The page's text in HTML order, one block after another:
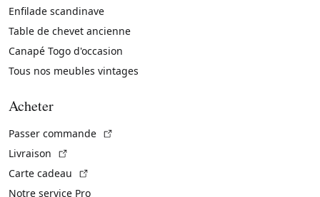
Enfilade scandinave
Table de chevet ancienne
Canapé Togo d'occasion
Tous nos meubles vintages
Acheter
Passer commande
Livraison
Carte cadeau
Notre service Pro